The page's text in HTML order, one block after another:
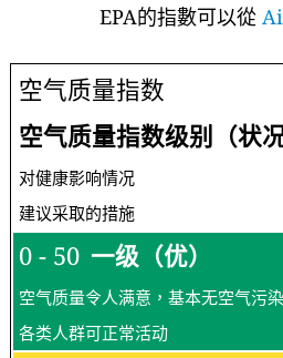
EPA的指數可以從
空气质量指数
空气质量指数级别（状
对健康影响情况
建议采取的措施
0 - 50 一级（优）
空气质量令人满意，基本无空气污染
各类人群可正常活动